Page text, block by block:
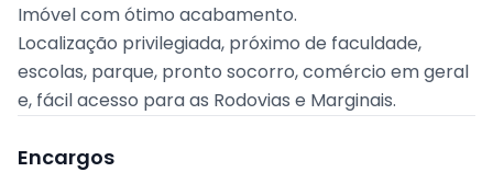
Imóvel com ótimo acabamento.
Localização privilegiada, próximo de faculdade,
escolas, parque, pronto socorro, comércio em geral
e, fácil acesso para as Rodovias e Marginais.
Encargos